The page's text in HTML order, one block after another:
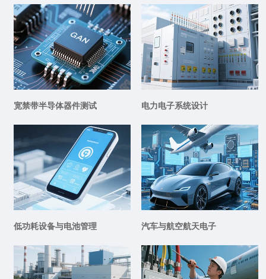
宽禁带半导体器件测试 电力电子系统设计
低功耗设备与电池管理 汽车与航空航天电子